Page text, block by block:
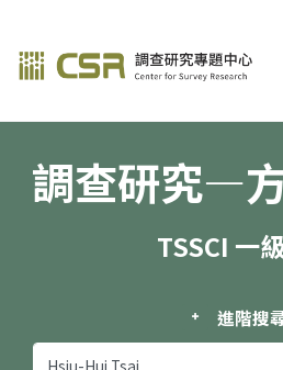
調查研究—方法
調查研究—
TSSCI 一
進階搜